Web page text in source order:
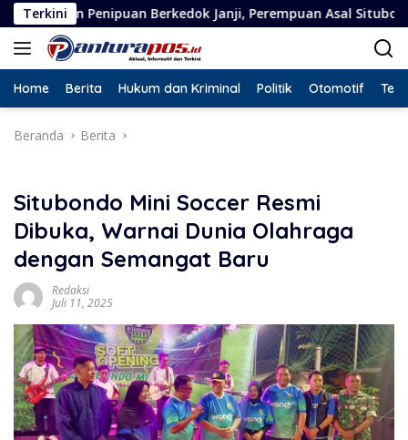
Langsung
ke
konten
Terkini
Berkedok Janji, Perempuan Asal Situbondo Resmi Jadi
Home Berita Hukum dan Kriminal Politik Otomotif
Beranda Berita
Situbondo Mini Soccer Resmi
Dibuka, Warnai Dunia Olahraga
dengan Semangat Baru
Redaksi
Juli 11, 2025